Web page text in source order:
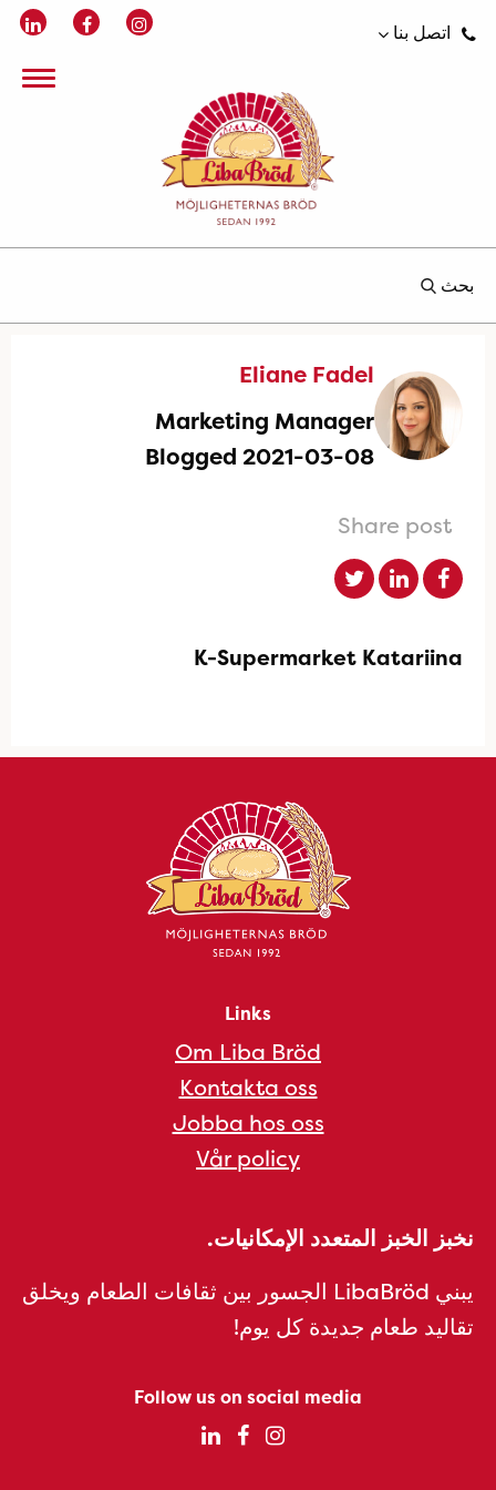
اتصل بنا
بحث
Eliane Fadel
Marketing Manager
Blogged 2021-03-08
Share post
K-Supermarket Katariina
Links
Om Liba Bröd
Kontakta oss
Jobba hos oss
Vår policy
نخبز الخبز المتعدد الإمكانيات.
يبني LibaBröd الجسور بين ثقافات الطعام ويخلق
تقاليد طعام جديدة كل يوم!
Follow us on social media